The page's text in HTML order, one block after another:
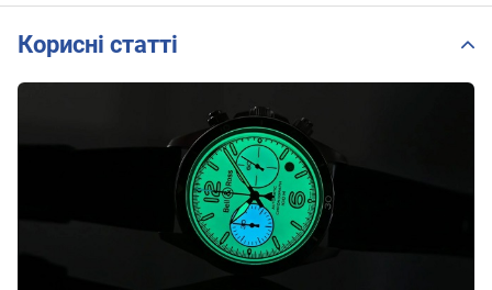
Корисні статті